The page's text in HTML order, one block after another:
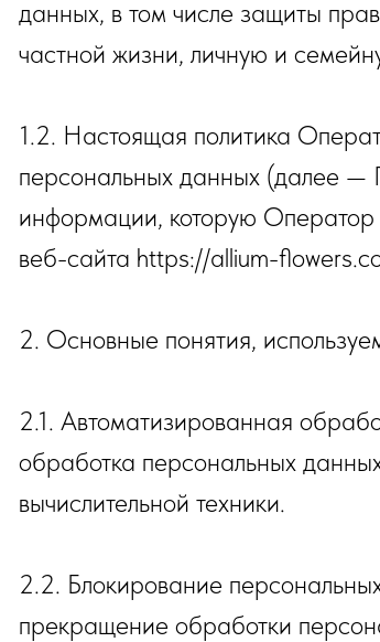
данных, в том числе защиты
частной жизни, личную и
1.2. Настоящая политика
персональных данных (далее —
информации, которую Оператор
веб-сайта https://allium-
2. Основные понятия,
2.1. Автоматизированная
обработка персональных
вычислительной техники.
2.2. Блокирование
прекращение обработки